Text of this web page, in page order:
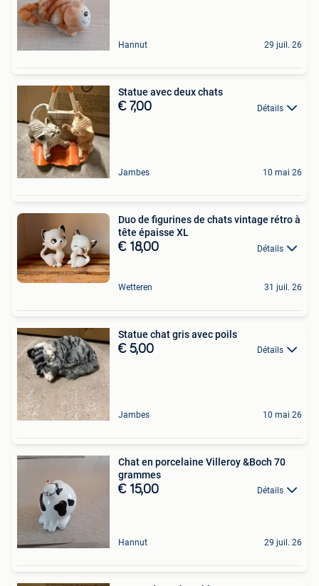
Hannut 29 juil. 26
Statue avec deux chats
€ 7,00 Détails
Jambes 10 mai 26
Duo de figurines de chats vintage rétro à
tête épaisse XL
€ 18,00 Détails
Wetteren 31 juil. 26
Statue chat gris avec poils
€ 5,00 Détails
Jambes 10 mai 26
Chat en porcelaine Villeroy &Boch 70
grammes
€ 15,00 Détails
Hannut 29 juil. 26